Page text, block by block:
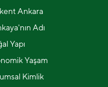
Ankara
Adı
Yapı
Yaşam
Kimlik